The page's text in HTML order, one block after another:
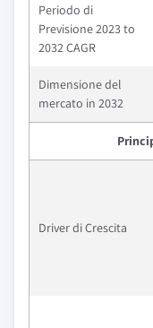
Periodo di
Previsione 2023 to
2032 CAGR
Dimensione del
mercato in 2032
Driver di Crescita